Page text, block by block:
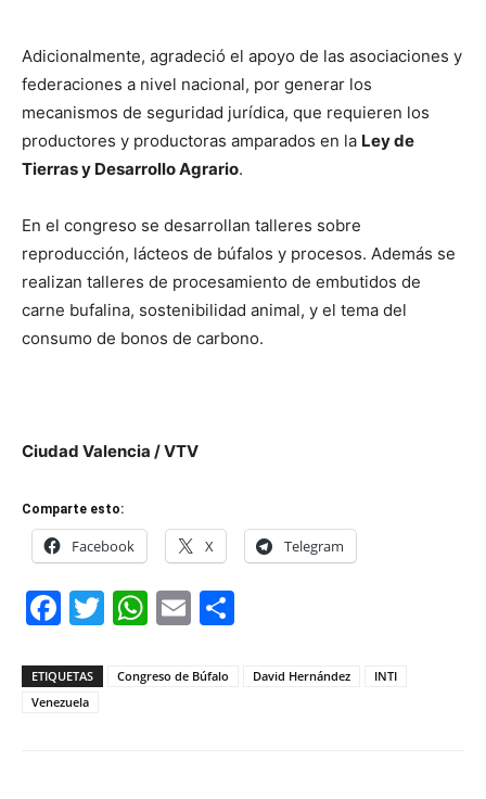
Adicionalmente, agradeció el apoyo de las asociaciones y
federaciones a nivel nacional, por generar los
mecanismos de seguridad jurídica, que requieren los
productores y productoras amparados en la Ley de
Tierras y Desarrollo Agrario.
En el congreso se desarrollan talleres sobre
reproducción, lácteos de búfalos y procesos. Además se
realizan talleres de procesamiento de embutidos de
carne bufalina, sostenibilidad animal, y el tema del
consumo de bonos de carbono.
Ciudad Valencia / VTV
Comparte esto:
Facebook X Telegram
Facebook
Twitter
WhatsApp
Email
ETIQUETAS Congreso de Búfalo David Hernández
INTI
Venezuela